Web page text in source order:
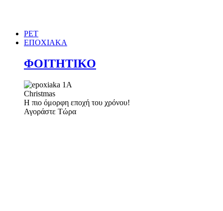
PET
ΕΠΟΧΙΑΚΑ
ΦΟΙΤΗΤΙΚΟ
Christmas
Η πιο όμορφη εποχή του χρόνου!
Αγοράστε Τώρα